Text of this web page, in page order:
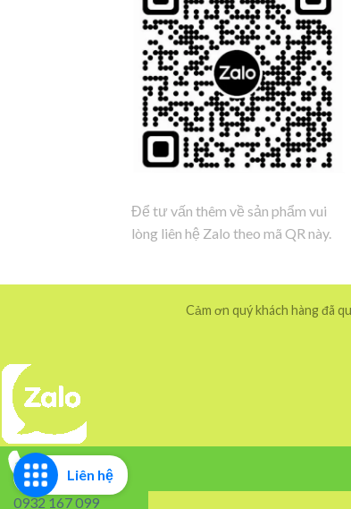
Để tư vấn thêm về sản phẩm vui
lòng liên hệ Zalo theo mã QR này.
Cảm ơn quý khách hàng đã
Liên hệ
0932 167 099